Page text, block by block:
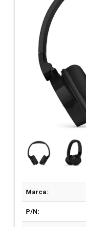
Marca:
P/N: